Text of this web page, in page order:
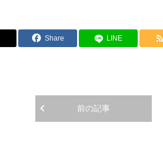
Share LINE
前の記事